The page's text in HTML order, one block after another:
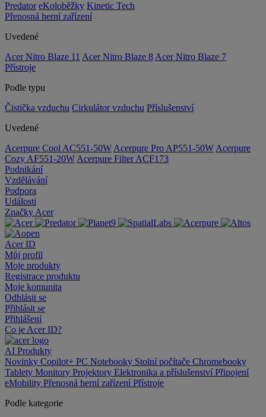
Predator eKoloběžky Kinetic Tech
Přenosná herní zařízení
Uvedené
Acer Nitro Blaze 11 Acer Nitro Blaze 8 Acer Nitro Blaze 7
Přístroje
Podle typu
Čistička vzduchu Cirkulátor vzduchu Příslušenství
Uvedené
Acerpure Cool AC551-50W Acerpure Pro AP551-50W Acerpure
Cozy AF551-20W Acerpure Filter ACF173
Podnikání
Vzdělávání
Podpora
Události
Značky Acer
Acer ID
Můj profil
Moje produkty
Registrace produktu
Moje komunita
Odhlásit se
Přihlásit se
Přihlášení
Co je Acer ID?
AI Produkty
Novinky Copilot+ PC Notebooky Stolní počítače Chromebooky
Tablety Monitory Projektory Elektronika a příslušenství Připojení
eMobility Přenosná herní zařízení Přístroje
Podle kategorie